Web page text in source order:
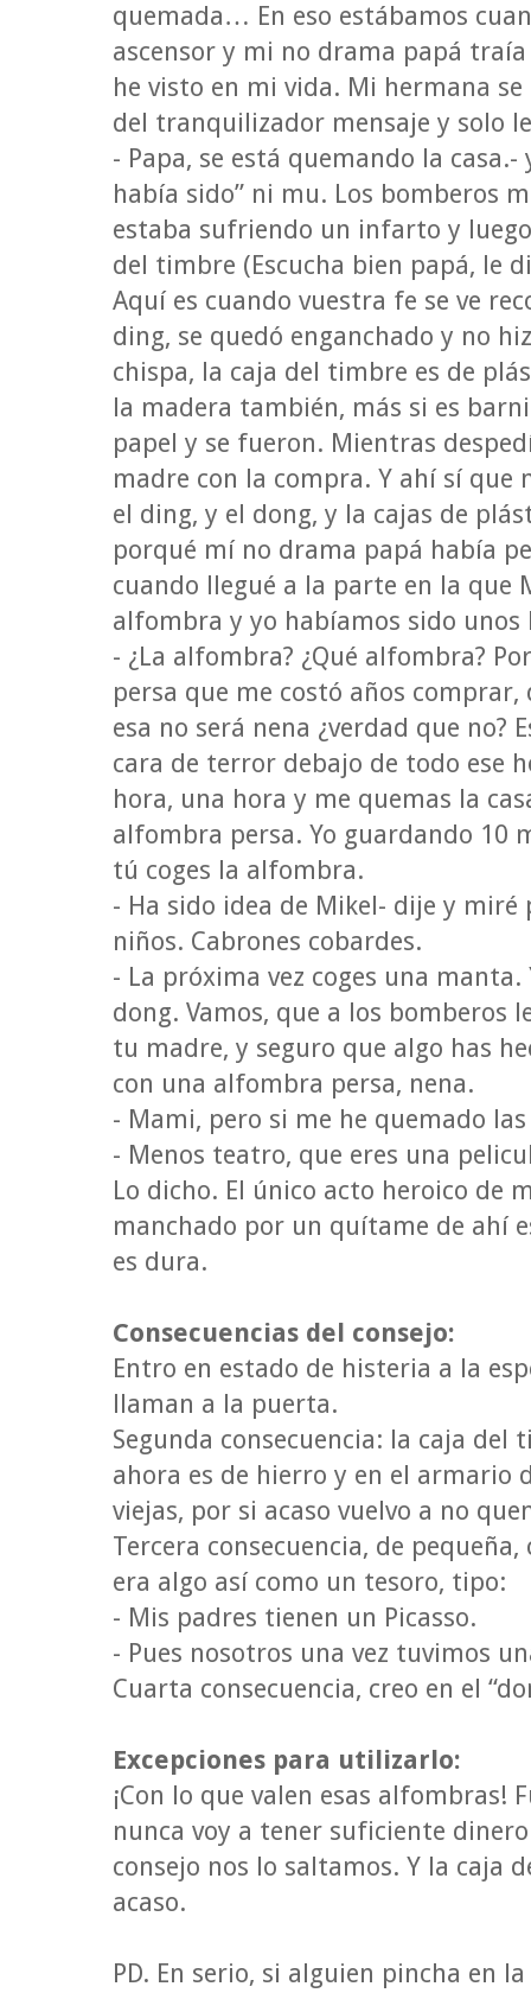
quemada… En eso estábamos
ascensor y mi no drama papá
he visto en mi vida. Mi hermana
del tranquilizador mensaje y solo
- Papa, se está quemando la casa.-
había sido” ni mu. Los bomberos
estaba sufriendo un infarto y
del timbre (Escucha bien papá, le
Aquí es cuando vuestra fe se ve
ding, se quedó enganchado y no
chispa, la caja del timbre es de
la madera también, más si es
papel y se fueron. Mientras
madre con la compra. Y ahí sí que
el ding, y el dong, y la cajas de
porqué mí no drama papá había
cuando llegué a la parte en la que
alfombra y yo habíamos sido unos
- ¿La alfombra? ¿Qué alfombra?
persa que me costó años comprar,
esa no será nena ¿verdad que no?
cara de terror debajo de todo ese
hora, una hora y me quemas la
alfombra persa. Yo guardando 10
tú coges la alfombra.
- Ha sido idea de Mikel- dije y
niños. Cabrones cobardes.
- La próxima vez coges una manta.
dong. Vamos, que a los bomberos
tu madre, y seguro que algo has
con una alfombra persa, nena.
- Mami, pero si me he quemado
- Menos teatro, que eres una
Lo dicho. El único acto heroico de
manchado por un quítame de ahí
es dura.
Consecuencias del consejo:
Entro en estado de histeria a la
llaman a la puerta.
Segunda consecuencia: la caja del
ahora es de hierro y en el armario
viejas, por si acaso vuelvo a no
Tercera consecuencia, de
era algo así como un tesoro, tipo:
- Mis padres tienen un Picasso.
- Pues nosotros una vez tuvimos
Cuarta consecuencia, creo en el
Excepciones para utilizarlo:
¡Con lo que valen esas
nunca voy a tener suficiente
consejo nos lo saltamos. Y la caja
acaso.
PD. En serio, si alguien pincha en